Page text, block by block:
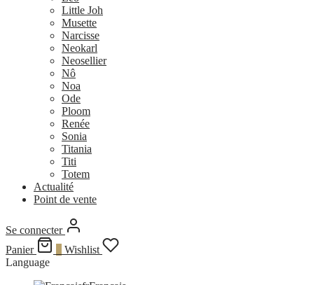
Little Joh
Musette
Narcisse
Neokarl
Neosellier
Nô
Noa
Ode
Ploom
Renée
Sonia
Titania
Titi
Totem
Actualité
Point de vente
Se connecter
Panier
Wishlist
Language